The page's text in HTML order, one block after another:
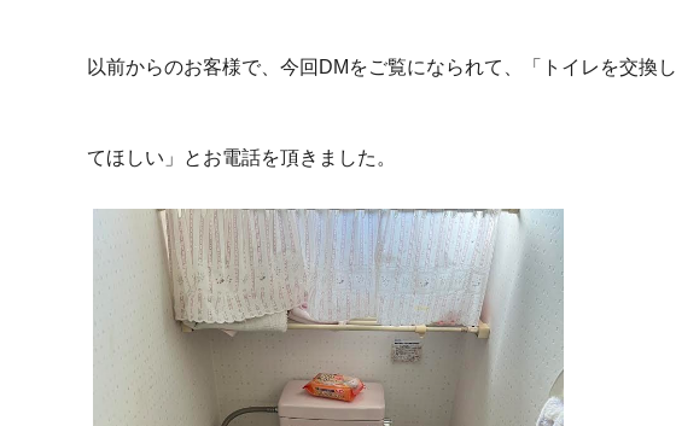
以前からのお客様で、今回DMをご覧になられて、「トイレを交換し
てほしい」とお電話を頂きました。